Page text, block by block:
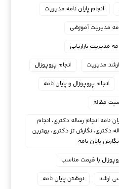
انجام پایان نامه مدیریت
مدیریت آموزشی
مدیریت بازاریابی
ارشد مدیریت
انجام پروپوزال
انجام پروپوزال و پایان نامه
مقاله
نامه انجام رساله دکتری، انجام
دکتری، نگارش تز دکتری، بهترین
پایان نامه
با قیمت مناسب
ارشد
نوشتن پایان نامه